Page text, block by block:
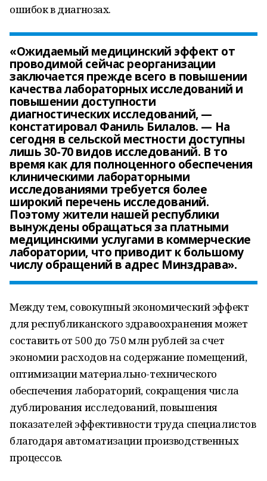
ошибок в диагнозах.
«Ожидаемый медицинский эффект от
проводимой сейчас реорганизации
заключается прежде всего в повышении
качества лабораторных исследований и
повышении доступности
диагностических исследований, —
констатировал Фаниль Билалов. — На
сегодня в сельской местности доступны
лишь 30-70 видов исследований. В то
время как для полноценного обеспечения
клиническими лабораторными
исследованиями требуется более
широкий перечень исследований.
Поэтому жители нашей республики
вынуждены обращаться за платными
медицинскими услугами в коммерческие
лаборатории, что приводит к большому
числу обращений в адрес Минздрава».
Между тем, совокупный экономический эффект
для республиканского здравоохранения может
составить от 500 до 750 млн рублей за счет
экономии расходов на содержание помещений,
оптимизации материально-технического
обеспечения лабораторий, сокращения числа
дублирования исследований, повышения
показателей эффективности труда специалистов
благодаря автоматизации производственных
процессов.